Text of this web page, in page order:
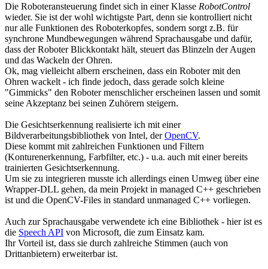
Die Roboteransteuerung findet sich in einer Klasse RobotControl
wieder. Sie ist der wohl wichtigste Part, denn sie kontrolliert nicht
nur alle Funktionen des Roboterkopfes, sondern sorgt z.B. für
synchrone Mundbewegungen während Sprachausgabe und dafür,
dass der Roboter Blickkontakt hält, steuert das Blinzeln der Augen
und das Wackeln der Ohren.
Ok, mag vielleicht albern erscheinen, dass ein Roboter mit den
Ohren wackelt - ich finde jedoch, dass gerade solch kleine
"Gimmicks" den Roboter menschlicher erscheinen lassen und somit
seine Akzeptanz bei seinen Zuhörern steigern.
Die Gesichtserkennung realisierte ich mit einer
Bildverarbeitungsbibliothek von Intel, derOpenCV.
Diese kommt mit zahlreichen Funktionen und Filtern
(Konturenerkennung, Farbfilter, etc.) - u.a. auch mit einer bereits
trainierten Gesichtserkennung.
Um sie zu integrieren musste ich allerdings einen Umweg über eine
Wrapper-DLL gehen, da mein Projekt in managed C++ geschrieben
ist und die OpenCV-Files in standard unmanaged C++ vorliegen.
Auch zur Sprachausgabe verwendete ich eine Bibliothek - hier ist es
die Speech API von Microsoft, die zum Einsatz kam.
Ihr Vorteil ist, dass sie durch zahlreiche Stimmen (auch von
Drittanbietern) erweiterbar ist.